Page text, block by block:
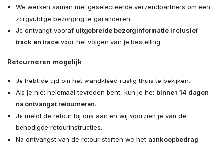
We werken samen met geselecteerde verzendpartners om een
zorgvuldige bezorging te garanderen.
Je ontvangt vooraf uitgebreide bezorginformatie inclusief
track en tracevoor het volgen van je bestelling.
Retourneren mogelijk
Je hebt de tijd om het wandkleed rustig thuis te bekijken.
Als je niet helemaal tevreden bent, kun je het binnen 14 dagen
na ontvangst retourneren.
Je meldt de retour bij ons aan en wij voorzien je van de
benodigde retourinstructies.
Na ontvangst van de retour storten we het aankoopbedrag